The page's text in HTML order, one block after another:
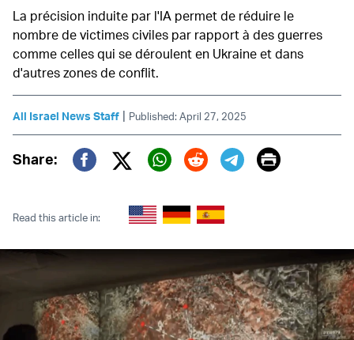
La précision induite par l'IA permet de réduire le
nombre de victimes civiles par rapport à des guerres
comme celles qui se déroulent en Ukraine et dans
d'autres zones de conflit.
All Israel News Staff | Published: April 27, 2025
Share:
Twitter (X)
Print
Read this article in: